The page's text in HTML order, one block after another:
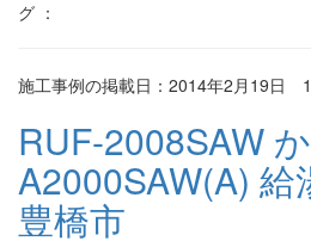
グ ：
施工事例の掲載日：2014年2月19日
RUF-2008SAW
A2000SAW(A) 給
豊橋市